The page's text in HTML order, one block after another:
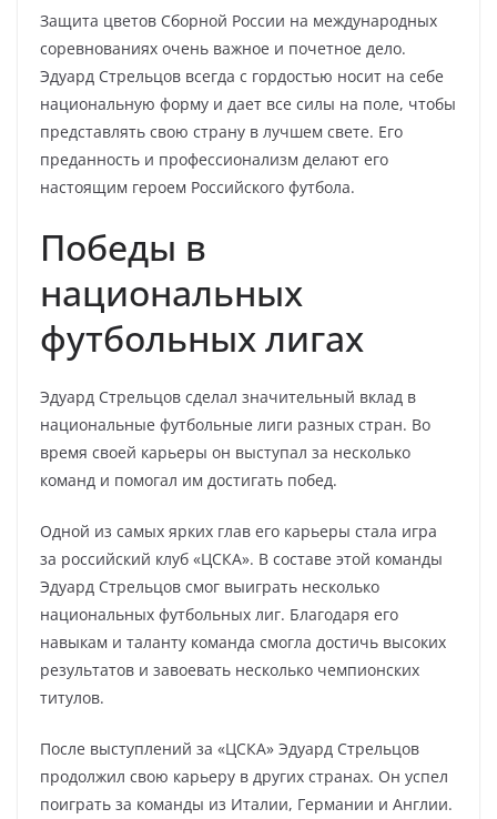
Защита цветов Сборной России на международных
соревнованиях очень важное и почетное дело.
Эдуард Стрельцов всегда с гордостью носит на себе
национальную форму и дает все силы на поле, чтобы
представлять свою страну в лучшем свете. Его
преданность и профессионализм делают его
настоящим героем Российского футбола.
Победы в
национальных
футбольных лигах
Эдуард Стрельцов сделал значительный вклад в
национальные футбольные лиги разных стран. Во
время своей карьеры он выступал за несколько
команд и помогал им достигать побед.
Одной из самых ярких глав его карьеры стала игра
за российский клуб «ЦСКА». В составе этой команды
Эдуард Стрельцов смог выиграть несколько
национальных футбольных лиг. Благодаря его
навыкам и таланту команда смогла достичь высоких
результатов и завоевать несколько чемпионских
титулов.
После выступлений за «ЦСКА» Эдуард Стрельцов
продолжил свою карьеру в других странах. Он успел
поиграть за команды из Италии, Германии и Англии.